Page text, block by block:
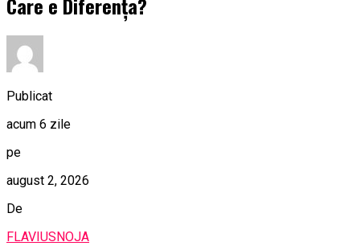
Publicat
acum 6 zile
pe
august 2, 2026
De
FLAVIUSNOJA